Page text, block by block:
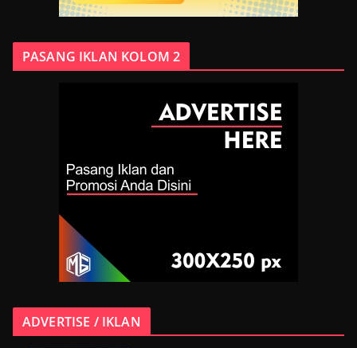
PASANG IKLAN KOLOM 2
ADVERTISE / IKLAN